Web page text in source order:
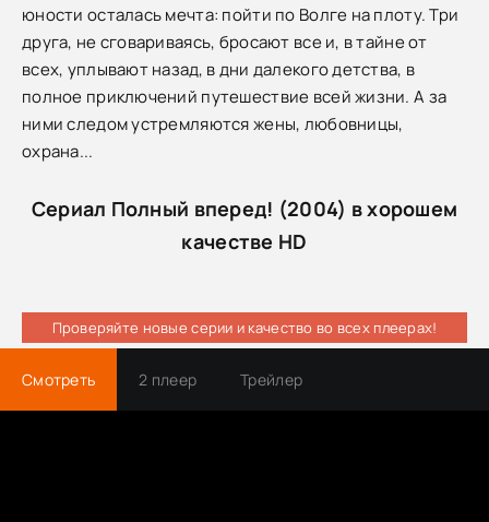
юности осталась мечта: пойти по Волге на плоту. Три
друга, не сговариваясь, бросают все и, в тайне от
всех, уплывают назад, в дни далекого детства, в
полное приключений путешествие всей жизни. А за
ними следом устремляются жены, любовницы,
охрана...
Сериал Полный вперед! (2004) в хорошем
качестве HD
Проверяйте новые серии и качество во всех плеерах!
Смотреть 2 плеер Трейлер